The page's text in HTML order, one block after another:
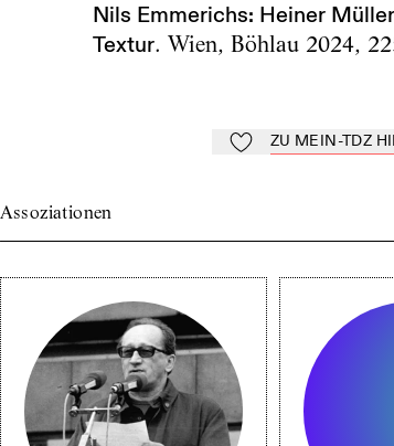
Nils Emmerichs: Heiner
Textur. Wien, Böhlau 2024,
Zu Mein-TdZ
ZU MEIN-TDZ
Assoziationen